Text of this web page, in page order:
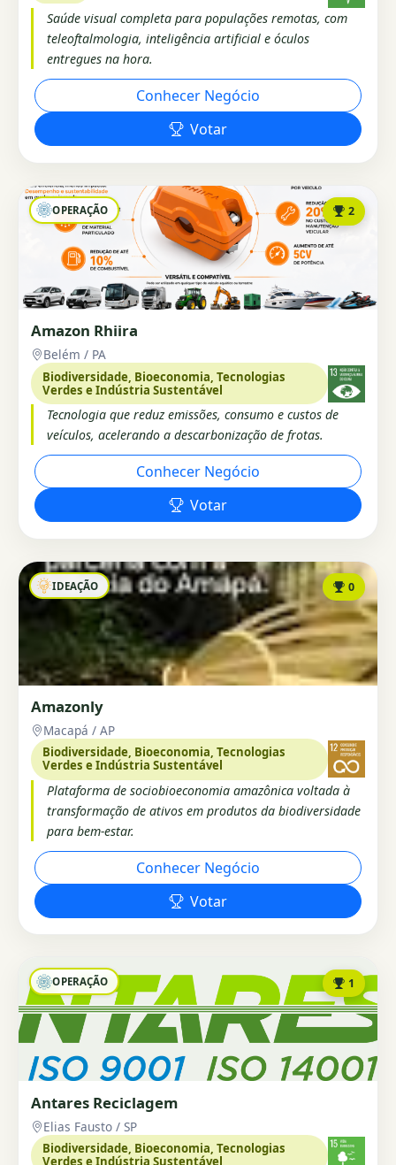
Saúde visual completa para populações remotas, com
teleoftalmologia, inteligência artificial e óculos
entregues na hora.
Conhecer Negócio
Votar
OPERAÇÃO 2
Amazon Rhiira
Belém / PA
Biodiversidade, Bioeconomia, Tecnologias
Verdes e Indústria Sustentável
Tecnologia que reduz emissões, consumo e custos de
veículos, acelerando a descarbonização de frotas.
Conhecer Negócio
Votar
IDEAÇÃO 0
Amazonly
Macapá / AP
Biodiversidade, Bioeconomia, Tecnologias
Verdes e Indústria Sustentável
Plataforma de sociobioeconomia amazônica voltada à
transformação de ativos em produtos da biodiversidade
para bem-estar.
Conhecer Negócio
Votar
OPERAÇÃO 1
Antares Reciclagem
Elias Fausto / SP
Biodiversidade, Bioeconomia, Tecnologias
Verdes e Indústria Sustentável